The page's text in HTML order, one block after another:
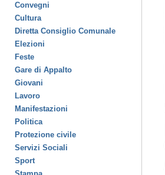
Convegni
Cultura
Diretta Consiglio Comunale
Elezioni
Feste
Gare di Appalto
Giovani
Lavoro
Manifestazioni
Politica
Protezione civile
Servizi Sociali
Sport